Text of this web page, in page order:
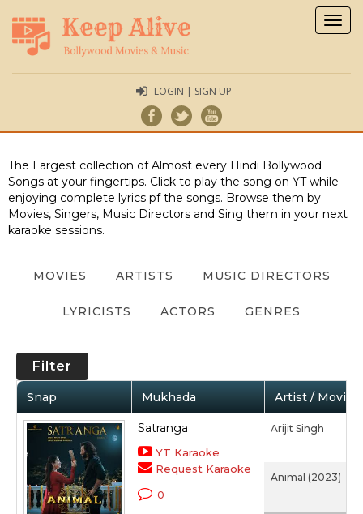
LOGIN | SIGN UP
The Largest collection of Almost every Hindi Bollywood
Songs at your fingertips. Click to play the song on YT while
enjoying complete lyrics pf the songs. Browse them by
Movies, Singers, Music Directors and Sing them in your next
karaoke sessions.
MOVIES ARTISTS MUSIC DIRECTORS
LYRICISTS ACTORS GENRES
Filter
Snap Mukhada Artist / Movie
Satranga
YT Karaoke
Request Karaoke
0
Arijit Singh
Animal (2023)